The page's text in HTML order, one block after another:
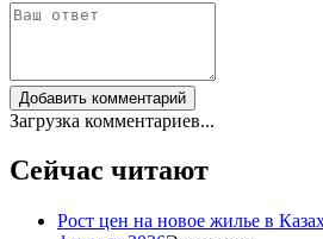
Добавить комментарий
Загрузка комментариев...
Сейчас читают
Рост цен на новое жилье в